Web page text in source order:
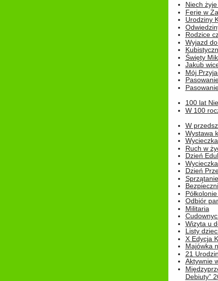
Niech
Ferie w
Urodziny
Rodzice
Wyjazd
Święty
Jakub
Mój
100 lat
W 100
W
Wystawa
Ruch w
Dzień
Dzień
Odbiór
Militaria
Wizyta u
Listy
X Edycja
Majówka
21
Aktywnie
Debiuty”